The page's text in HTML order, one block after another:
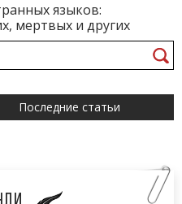
языков:
мертвых и других
Последние статьи